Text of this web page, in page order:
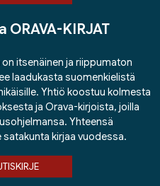
ORAVA-KIRJAT
itsenäinen ja riippumaton
laadukasta suomenkielistä
Yhtiö koostuu kolmesta
ja Orava-kirjoista, joilla
Yhteensä
kirjaa vuodessa.